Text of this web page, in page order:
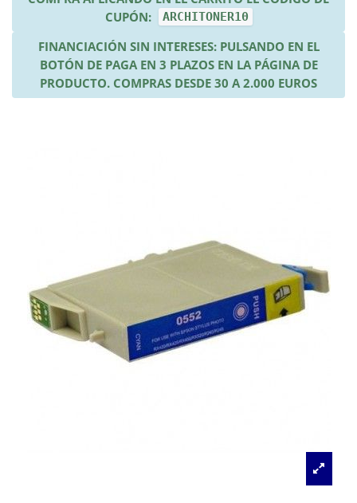
CUPÓN:
ARCHITONER10
FINANCIACIÓN SIN INTERESES: PULSANDO EN EL
BOTÓN DE PAGA EN 3 PLAZOS EN LA PÁGINA DE
PRODUCTO. COMPRAS DESDE 30 A 2.000 EUROS